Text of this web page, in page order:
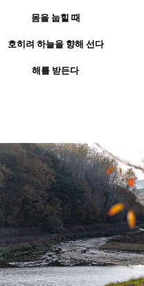
몸을 눕힐 때
호히려 하늘을 향해 선다
해를 받든다